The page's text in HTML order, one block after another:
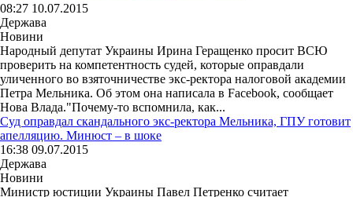
08:27 10.07.2015
Держава
Новини
Народный депутат Украины Ирина Геращенко просит ВСЮ
проверить на компетентность судей, которые оправдали
уличенного во взяточничестве экс-ректора налоговой академии
Петра Мельника. Об этом она написала в Facebook, сообщает
Нова Влада."Почему-то вспомнила, как...
Суд оправдал скандального экс-ректора Мельника, ГПУ готовит
апелляцию. Минюст – в шоке
16:38 09.07.2015
Держава
Новини
Министр юстиции Украины Павел Петренко считает